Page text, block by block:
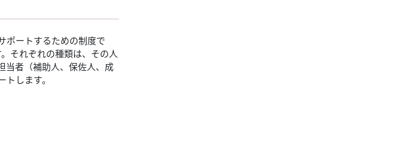
ポートするための制度で
それぞれの種類は、その人
当者（補助人、保佐人、成
します。